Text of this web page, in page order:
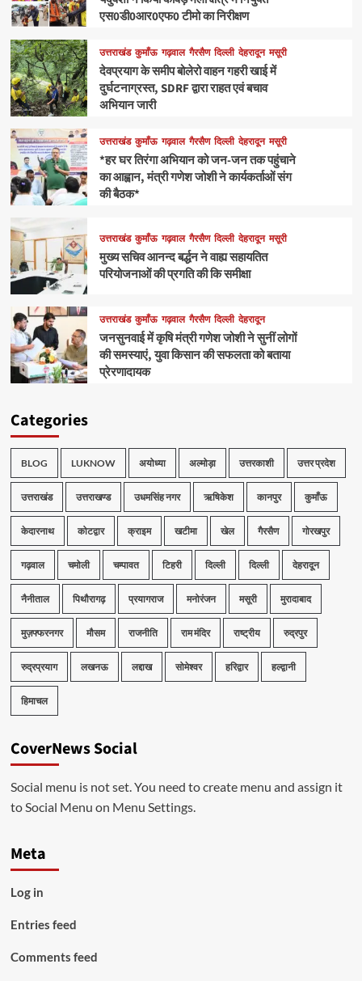
एस0डी0आर0एफ0 टीमो का निरीक्षण
उत्तराखंड कुमाँऊ गढ़वाल गैरसैण दिल्ली देहरादून मसूरी
देवप्रयाग के समीप बोलेरो वाहन गहरी खाई में
दुर्घटनाग्रस्त, SDRF द्वारा राहत एवं बचाव
अभियान जारी
उत्तराखंड कुमाँऊ गढ़वाल गैरसैण दिल्ली देहरादून मसूरी
*हर घर तिरंगा अभियान को जन-जन तक पहुंचाने
का आह्वान, मंत्री गणेश जोशी ने कार्यकर्ताओं संग
की बैठक*
उत्तराखंड कुमाँऊ गढ़वाल गैरसैण दिल्ली देहरादून मसूरी
मुख्य सचिव आनन्द बर्द्धन ने वाह्य सहायतित
परियोजनाओं की प्रगति की कि समीक्षा
उत्तराखंड कुमाँऊ गढ़वाल गैरसैण दिल्ली देहरादून
जनसुनवाई में कृषि मंत्री गणेश जोशी ने सुनीं लोगों
की समस्याएं, युवा किसान की सफलता को बताया
प्रेरणादायक
Categories
BLOG LUKNOW अयोध्या अल्मोड़ा उत्तरकाशी उत्तर प्रदेश
उत्तराखंड उत्तराखण्ड उधमसिंह नगर ऋषिकेश कानपुर कुमाँऊ
केदारनाथ कोटद्वार क्राइम खटीमा खेल गैरसैण गोरखपुर
गढ़वाल चमोली चम्पावत टिहरी दिल्ली दिल्ली देहरादून
नैनीताल पिथौरागढ़ प्रयागराज मनोरंजन मसूरी मुरादाबाद
मुज़फ्फरनगर मौसम राजनीति राम मंदिर राष्ट्रीय रुद्रपुर
रुद्रप्रयाग लखनऊ लद्दाख सोमेश्वर हरिद्वार हल्द्वानी
हिमाचल
CoverNews Social
Social menu is not set. You need to create menu and assign it
to Social Menu on Menu Settings.
Meta
Log in
Entries feed
Comments feed